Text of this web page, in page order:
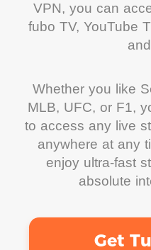
VPN, you can
fubo TV, YouTube
Whether you like
MLB, UFC, or F1,
to access any live
anywhere at any
enjoy ultra-fast
absolute
Get